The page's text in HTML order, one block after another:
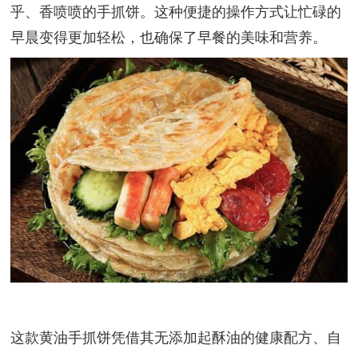
乎、香喷喷的手抓饼。这种便捷的操作方式让忙碌的
早晨变得更加轻松，也确保了早餐的美味和营养。
这款黄油手抓饼凭借其无添加起酥油的健康配方、自